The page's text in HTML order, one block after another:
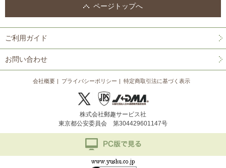
ページトップへ
ご利用ガイド
お問い合わせ
会社概要 プライバシーポリシー 特定商取引法に基づく表示
株式会社郵趣サービス社
東京都公安委員会 第304429601147号